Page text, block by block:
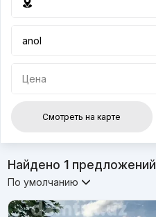
Цена
Смотреть на карте
Найдено 1предложений
По умолчанию